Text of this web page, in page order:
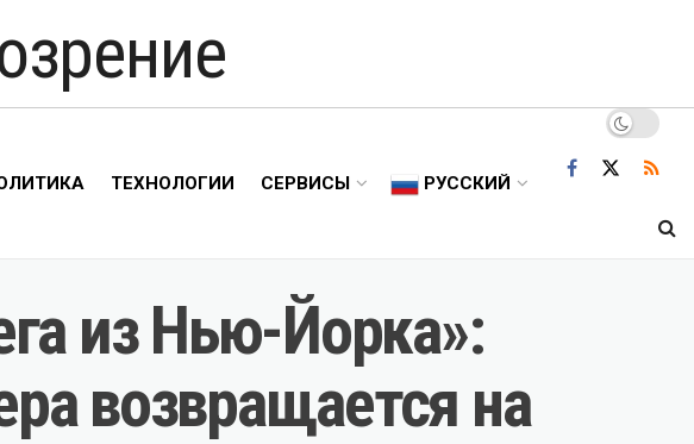
ТЕХНОЛОГИИ СЕРВИСЫ РУССКИЙ
из Нью-Йорка»:
возвращается на